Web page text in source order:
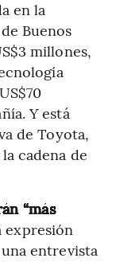
en la
Buenos
millones,
Y está
de Toyota,
cadena de
“más
expresión
entrevista